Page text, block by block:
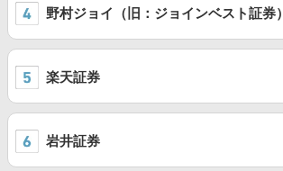
野村ジョイ（旧：ジョインベスト証券）
楽天証券
岩井証券